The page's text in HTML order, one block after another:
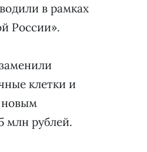
в рамках
России».
клетки и
новым
млн рублей.